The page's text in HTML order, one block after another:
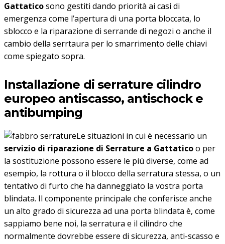
Gattaticosono gestiti dando priorità ai casi di
emergenza come l’apertura di una porta bloccata, lo
sblocco e la riparazione di serrande di negozi o anche il
cambio della serrtaura per lo smarrimento delle chiavi
come spiegato sopra.
Installazione di serrature cilindro
europeo antiscasso, antischock e
antibumping
Le situazioni in cui è necessario un
servizio di riparazione di Serrature a Gattaticoo per
la sostituzione possono essere le piú diverse, come ad
esempio, la rottura o il blocco della serratura stessa, o un
tentativo di furto che ha danneggiato la vostra porta
blindata. Il componente principale che conferisce anche
un alto grado di sicurezza ad una porta blindata è, come
sappiamo bene noi, la serratura e il cilindro che
normalmente dovrebbe essere di sicurezza, anti-scasso e